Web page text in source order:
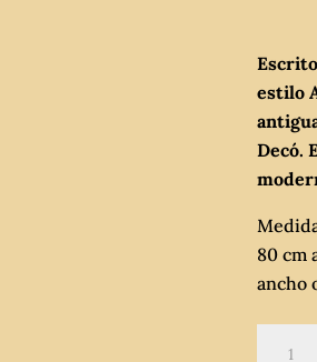
estilo
Decó.
80 cm
ancho